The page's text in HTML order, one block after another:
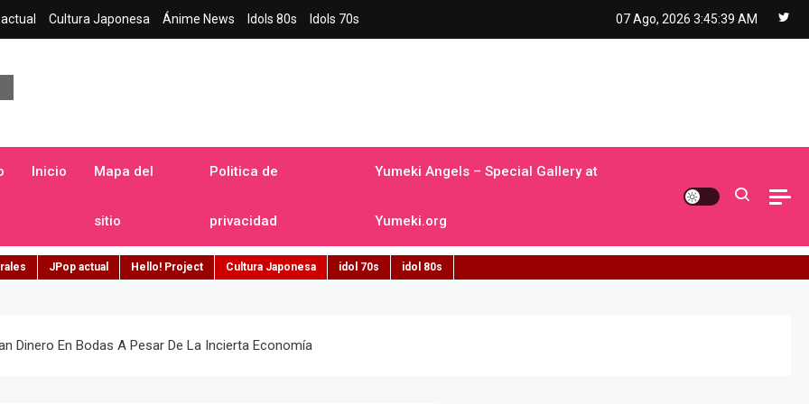
Cultura Japonesa Ánime News Idols 80s Idols 70s 07 Ago, 2026 3:45:40 AM
Inicio Mapa del
sitio
Politica de
privacidad
Yumeki Angels – Special Gallery at
Yumeki.org
JPop actual Hello! Project Cultura Japonesa idol 70s idol 80s
Dinero En Bodas A Pesar De La Incierta Economía